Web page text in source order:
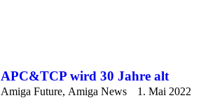
APC&TCP wird 30 Jahre alt
Amiga Future, Amiga News 1. Mai 2022